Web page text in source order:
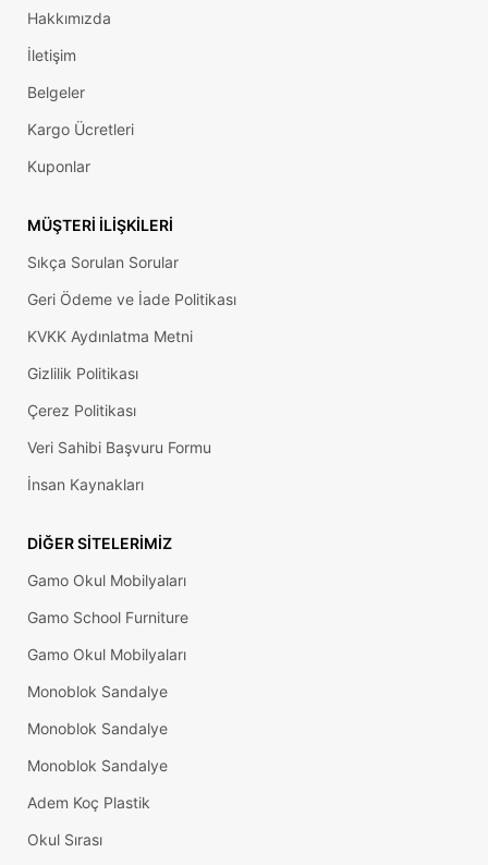
Hakkımızda
İletişim
Belgeler
Kargo Ücretleri
Kuponlar
MÜŞTERI İLIŞKILERI
Sıkça Sorulan Sorular
Geri Ödeme ve İade Politikası
KVKK Aydınlatma Metni
Gizlilik Politikası
Çerez Politikası
Veri Sahibi Başvuru Formu
İnsan Kaynakları
DIĞER SITELERIMIZ
Gamo Okul Mobilyaları
Gamo School Furniture
Gamo Okul Mobilyaları
Monoblok Sandalye
Monoblok Sandalye
Monoblok Sandalye
Adem Koç Plastik
Okul Sırası